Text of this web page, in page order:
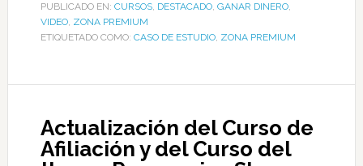
PUBLICADO EN: CURSOS, DESTACADO, GANAR DINERO,
VIDEO, ZONA PREMIUM
ETIQUETADO COMO: CASO DE ESTUDIO, ZONA PREMIUM
Actualización del Curso de
Afiliación y del Curso del